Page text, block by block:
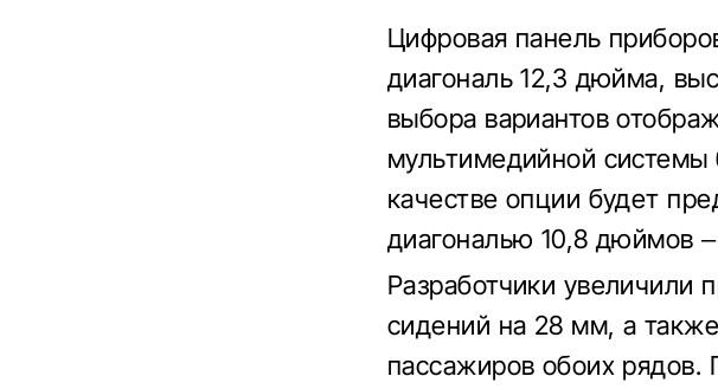
Цифровая панель
диагональ 12,3 дюйма,
выбора вариантов
мультимедийной
качестве опции будет
диагональю 10,8 дюймов
Разработчики увеличили
сидений на 28 мм, а
пассажиров обоих рядов.